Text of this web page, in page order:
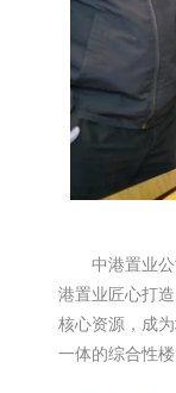
中港置业公司
港置业匠心打
核心资源，成
一体的综合性